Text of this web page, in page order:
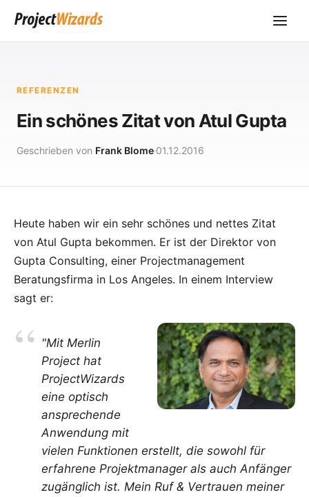
REFERENZEN
Ein schönes Zitat von Atul Gupta
Geschrieben von Frank Blome 01.12.2016
Heute haben wir ein sehr schönes und nettes Zitat
von Atul Gupta bekommen. Er ist der Direktor von
Gupta Consulting, einer Projectmanagement
Beratungsfirma in Los Angeles. In einem Interview
sagt er:
"Mit Merlin
Project hat
ProjectWizards
eine optisch
ansprechende
Anwendung mit
vielen Funktionen erstellt, die sowohl für
erfahrene Projektmanager als auch Anfänger
zugänglich ist. Mein Ruf & Vertrauen meiner